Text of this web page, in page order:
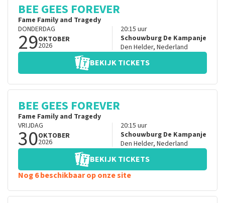
BEE GEES FOREVER
Fame Family and Tragedy
DONDERDAG
29OKTOBER
2026
20:15 uur
Schouwburg De Kampanje
Den Helder, Nederland
BEKIJK TICKETS
BEE GEES FOREVER
Fame Family and Tragedy
VRIJDAG
30OKTOBER
2026
20:15 uur
Schouwburg De Kampanje
Den Helder, Nederland
BEKIJK TICKETS
Nog 6 beschikbaar op onze site